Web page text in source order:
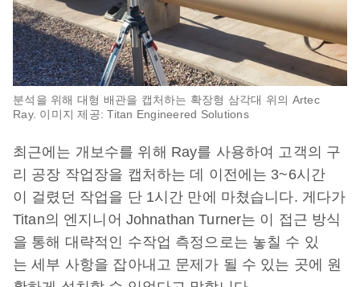
분석을 위해 대형 배관을 캡처하는 확장형 삼각대 위의 Artec
Ray. 이미지 제공: Titan Engineered Solutions
최근에는 개보수를 위해 Ray를 사용하여 고객의 구
리 공장 작업장을 캡처하는 데 이전에는 3~6시간
이 걸렸던 작업을 단 1시간 만에 마쳤습니다. 게다가
Titan의 엔지니어 Johnathan Turner는 이 접근 방식
을 통해 대략적인 수작업 측정으로는 놓칠 수 있
는 세부 사항을 잡아내고 문제가 될 수 있는 곳에 원